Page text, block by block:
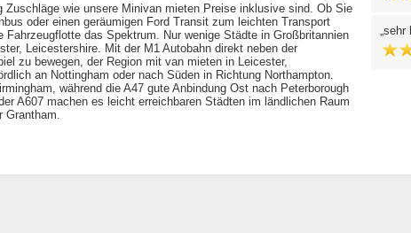
Zuschläge wie unsere Minivan mieten Preise inklusive sind. Ob Sie
oder einen geräumigen Ford Transit zum leichten Transport
Fahrzeugflotte das Spektrum. Nur wenige Städte in Großbritannien
Leicestershire. Mit der M1 Autobahn direkt neben der
zu bewegen, der Region mit van mieten in Leicester,
an Nottingham oder nach Süden in Richtung Northampton.
während die A47 gute Anbindung Ost nach Peterborough
A607 machen es leicht erreichbaren Städten im ländlichen Raum
sehr